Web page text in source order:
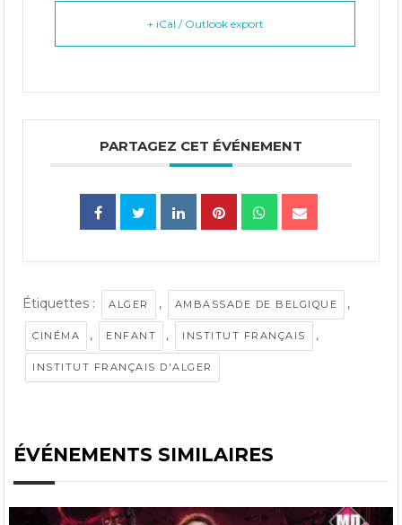
+ iCal / Outlook export
PARTAGEZ CET ÉVÉNEMENT
Étiquettes : ALGER , AMBASSADE DE BELGIQUE ,
CINÉMA , ENFANT , INSTITUT FRANÇAIS ,
INSTITUT FRANÇAIS D'ALGER
ÉVÉNEMENTS SIMILAIRES